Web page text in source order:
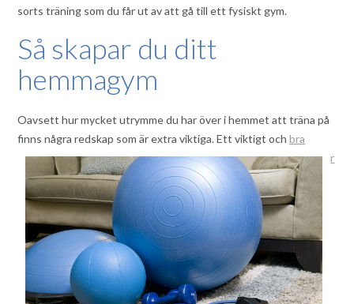
sorts träning som du får ut av att gå till ett fysiskt gym.
Så skapar du ditt
hemmagym
Oavsett hur mycket utrymme du har över i hemmet att träna på
finns några redskap som är extra viktiga. Ett viktigt och bra
r